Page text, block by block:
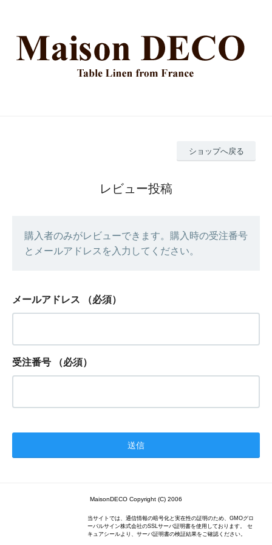
ショップへ戻る
レビュー投稿
購入者のみがレビューできます。購入時の受注番号
とメールアドレスを入力してください。
メールアドレス （必須）
受注番号 （必須）
MaisonDECO Copyright (C) 2006
当サイトでは、通信情報の暗号化と実在性の証明のため、GMOグロ
ーバルサイン株式会社のSSLサーバ証明書を使用しております。 セ
キュアシールより、サーバ証明書の検証結果をご確認ください。